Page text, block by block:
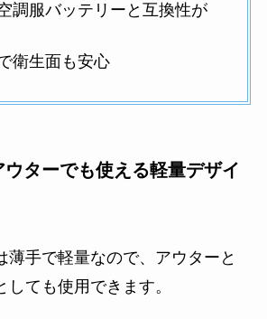
調服バッテリーと互換性が
衛生面も安心
ターでも使える軽量デザイ
薄手で軽量なので、アウターと
しても使用できます。